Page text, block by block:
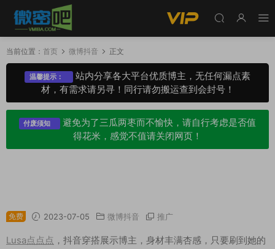
当前位置： 首页 微博抖音 正文
温馨提示：
站内分享各大平台优质博主，无任何漏点素
材，有需求请另寻！同行请勿搬运查到会封号！
付废须知
避免为了三瓜两枣而不愉快，请自行考虑是否值
得花米，感觉不值请关闭网页！
免费 2023-07-05 微博抖音 推广
Lusa点点点 ，抖音穿搭展示博主，身材丰满杏感，只要刷到她的